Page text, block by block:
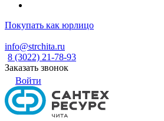
Покупать как юрлицо
info@strchita.ru
8 (3022) 21-78-93
Заказать звонок
Войти